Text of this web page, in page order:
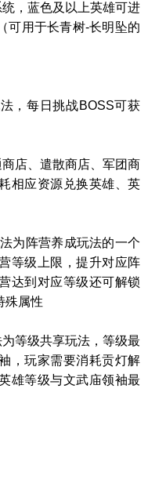
，蓝色及以上英雄可进
（可用于长青树-长明坠的
，每日挑战BOSS可获
店、遣散商店、军团商
相应资源兑换英雄 、英
为阵营养成玩法的一个
等级 上限 ，提升对应阵
达到对应等级还可解锁
殊属性
等级共享玩法，等级最
，玩家需要消耗贡灯解
雄等级与文武庙领袖最